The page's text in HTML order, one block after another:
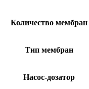
Количество мембран
Тип мембран
Насос-дозатор